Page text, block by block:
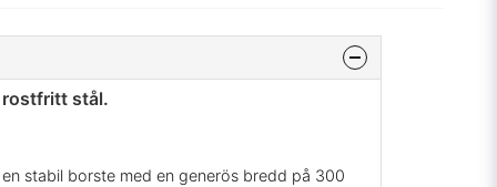
rostfritt stål.
stabil borste med en generös bredd på 300